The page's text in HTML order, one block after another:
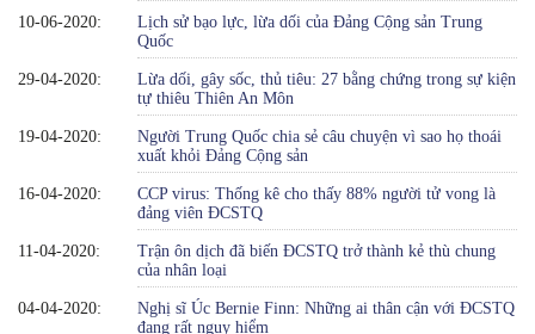
10-06-2020:
Lịch sử bạo lực, lừa dối của Đảng Cộng sản Trung
Quốc
29-04-2020:
Lừa dối, gây sốc, thủ tiêu: 27 bằng chứng trong sự kiện
tự thiêu Thiên An Môn
19-04-2020:
Người Trung Quốc chia sẻ câu chuyện vì sao họ thoái
xuất khỏi Đảng Cộng sản
16-04-2020:
CCP virus: Thống kê cho thấy 88% người tử vong là
đảng viên ĐCSTQ
11-04-2020:
Trận ôn dịch đã biến ĐCSTQ trở thành kẻ thù chung
của nhân loại
04-04-2020:
Nghị sĩ Úc Bernie Finn: Những ai thân cận với ĐCSTQ
đang rất nguy hiểm